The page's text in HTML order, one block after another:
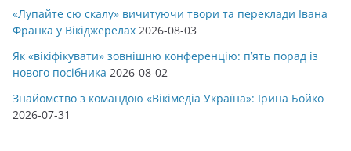
«Лупайте сю скалу» вичитуючи твори та переклади Івана
Франка у Вікіджерелах 2026-08-03
Як «вікіфікувати» зовнішню конференцію: п’ять порад із
нового посібника 2026-08-02
Знайомство з командою «Вікімедіа Україна»: Ірина Бойко
2026-07-31